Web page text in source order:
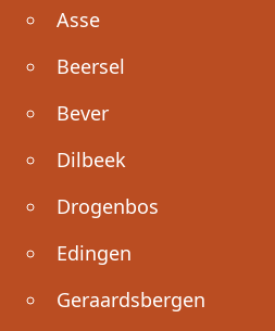
Asse
Beersel
Bever
Dilbeek
Drogenbos
Edingen
Geraardsbergen